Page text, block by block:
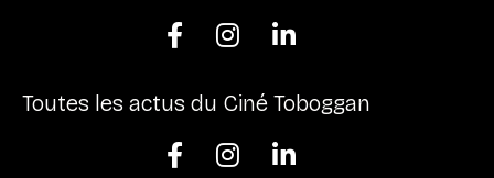

 
Toutes les actus du Ciné Toboggan

 